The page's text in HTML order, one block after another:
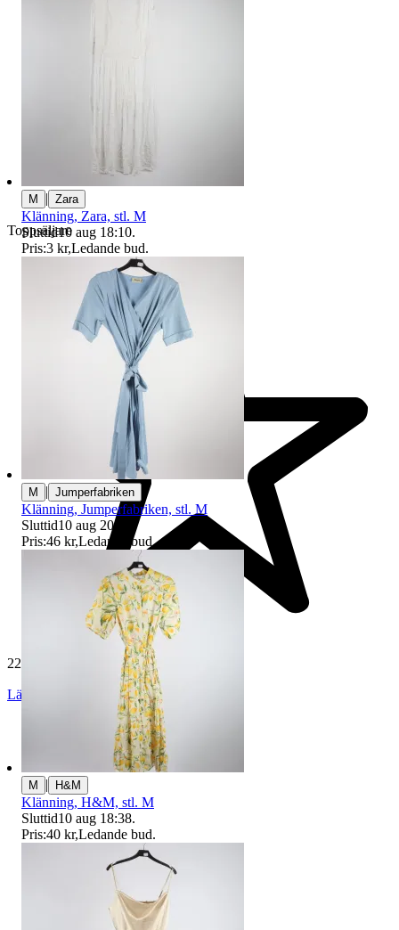
Toppsäljare
229 529 omdömen
Läs omdömen
M | Zara
Klänning, Zara, stl. M
Sluttid10 aug 18:10.
Pris:3 kr,Ledande bud.
M | Jumperfabriken
Klänning, Jumperfabriken, stl. M
Sluttid10 aug 20:00
Pris:46 kr,Ledande bud.
M | H&M
Klänning, H&M, stl. M
Sluttid10 aug 18:38.
Pris:40 kr,Ledande bud.